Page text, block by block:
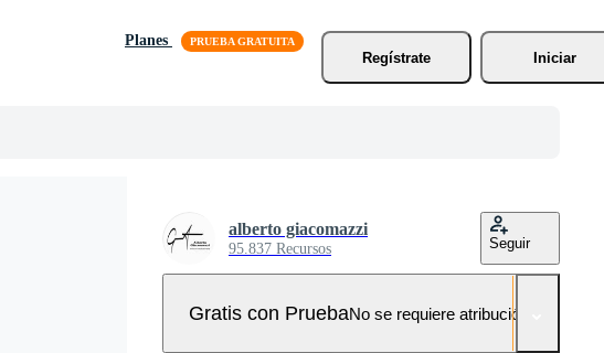
Planes
Regístrate
Iniciar
alberto giacomazzi
95.837 Recursos Seguir
Gratis con PruebaNo se requiere atribución!